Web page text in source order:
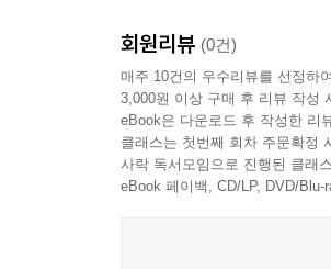
회원리뷰 (0건)
매주 10건의 우수리뷰를 선정하
3,000원 이상 구매 후 리뷰 작성
eBook은 다운로드 후 작성한 리
클래스는 첫번째 회차 주문확정
사락 독서모임으로 진행된 클래
eBook 페이백, CD/LP, DVD/